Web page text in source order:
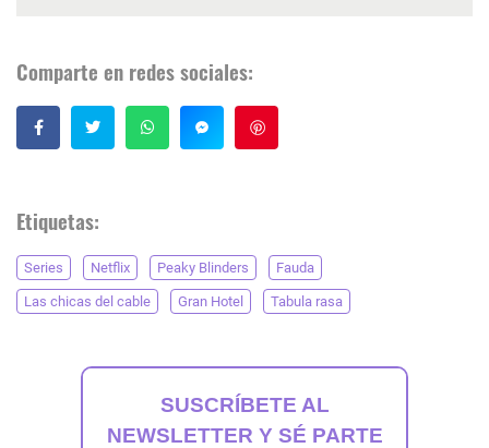
Comparte en redes sociales:
Etiquetas:
Series Netflix Peaky Blinders Fauda
Las chicas del cable Gran Hotel Tabula rasa
SUSCRÍBETE AL
NEWSLETTER Y SÉ PARTE